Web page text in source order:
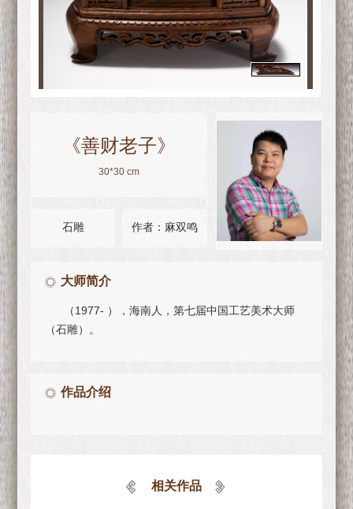
《善财老子》
30*30 cm
石雕 作者：麻双鸣
大师简介
（1977- ），海南人，第七届中国工艺美术大师
（石雕）。
作品介绍
相关作品